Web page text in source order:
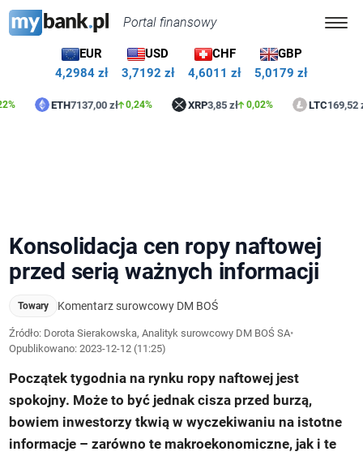
Portal finansowy
EUR
4,2984 zł
USD
3,7192 zł
CHF
4,6011 zł
GBP
5,0179 zł
ETH 7137,00 zł 0,24% XRP 3,85 zł 0,02% LTC 169,52 zł
Konsolidacja cen ropy naftowej
przed serią ważnych informacji
Towary Komentarz surowcowy DM BOŚ
Źródło: Dorota Sierakowska, Analityk surowcowy DM BOŚ SA•
Opublikowano:2023-12-12 (11:25)
Początek tygodnia na rynku ropy naftowej jest
spokojny. Może to być jednak cisza przed burzą,
bowiem inwestorzy tkwią w wyczekiwaniu na istotne
informacje – zarówno te makroekonomiczne, jak i te